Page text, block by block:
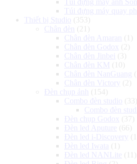
Túi đựng máy quay
Thiết bị Studio (353)
Chân đèn
(21)
Chân đèn Amaran
(1)
Chân đèn Godox (2)
Chân đèn Jinbei (3)
Chân đèn KM (10)
Chân đèn NanGuang
Chân đèn Victory (2)
Đèn chụp ảnh
(154)
Combo đèn studio (33)
Combo đèn
Đèn chụp Godox (37)
Đèn led Aputure (66)
Đèn led i-Discovery
Đèn led Iwata (1)
Đèn led NANLite (11)